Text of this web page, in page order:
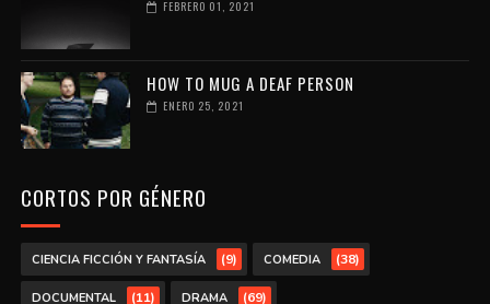
FEBRERO 01, 2021
HOW TO MUG A DEAF PERSON
ENERO 25, 2021
CORTOS POR GÉNERO
CIENCIA FICCIÓN Y FANTASÍA (9) COMEDIA (38)
DOCUMENTAL (11) DRAMA (69)